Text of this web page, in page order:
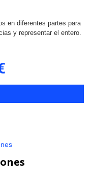
en diferentes partes para
y representar el entero.